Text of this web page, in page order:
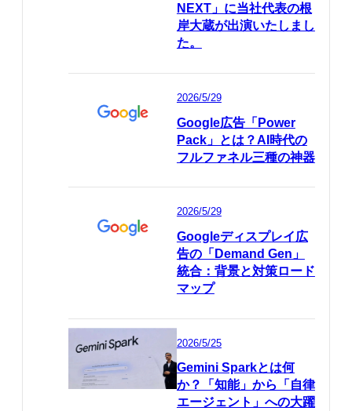
NEXT」に当社代表の根
岸大蔵が出演いたしまし
た。
2026/5/29
Google広告「Power
Pack」とは？AI時代の
フルファネル三種の神器
2026/5/29
Googleディスプレイ広
告の「Demand Gen」
統合：背景と対策ロード
マップ
2026/5/25
Gemini Sparkとは何
か？「知能」から「自律
エージェント」への大躍